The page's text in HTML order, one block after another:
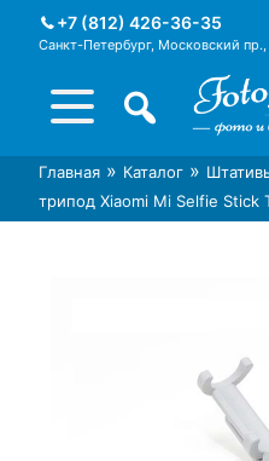
+7 (812) 426-36-35
Санкт-Петербург, Московский пр.,
Foto-
Главная » Каталог »
трипод Xiaomi Mi Selfie Stick